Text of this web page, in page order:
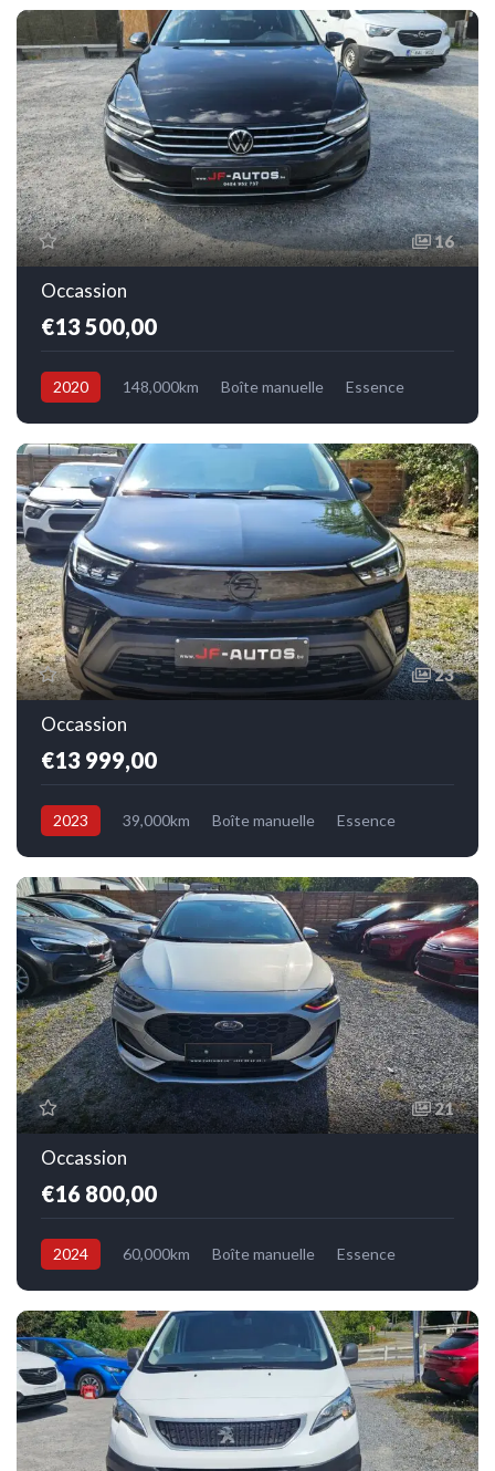
16
Occassion
€13 500,00
2020 148,000km Boîte manuelle
Essence
23
Occassion
€13 999,00
2023 39,000km Boîte manuelle
Essence
21
Occassion
€16 800,00
2024 60,000km Boîte manuelle
Essence